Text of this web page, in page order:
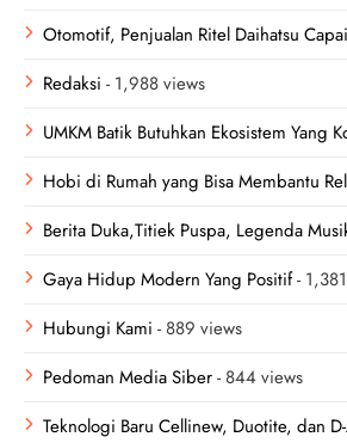
Otomotif, Penjualan Ritel Daihatsu
Redaksi - 1,988 views
UMKM Batik Butuhkan Ekosistem Yang
Hobi di Rumah yang Bisa Membantu
Berita Duka,Titiek Puspa, Legenda
Gaya Hidup Modern Yang Positif-
Hubungi Kami - 889 views
Pedoman Media Siber- 844 views
Teknologi Baru Cellinew, Duotite, dan